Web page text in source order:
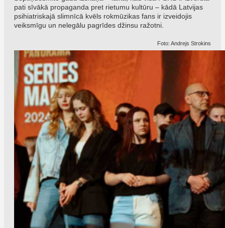
pati sīvākā propaganda pret rietumu kultūru – kādā Latvijas
psihiatriskajā slimnīcā kvēls rokmūzikas fans ir izveidojis
veiksmīgu un nelegālu pagrīdes džinsu ražotni.
Foto: Andrejs Strokins